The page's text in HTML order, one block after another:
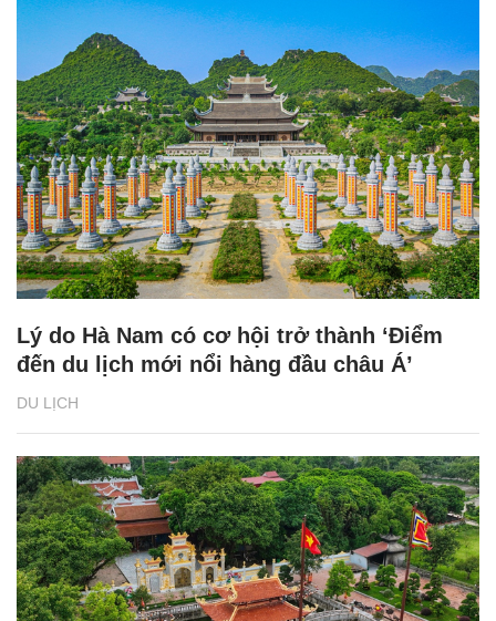
DU LỊCH
Lý do Hà Nam có cơ hội trở thành ‘Điểm
đến du lịch mới nổi hàng đầu châu Á’